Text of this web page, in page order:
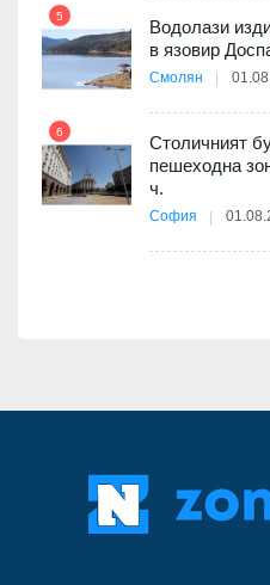
5
Водолази
в язовир
Смолян
6
Столичният
пешеходна
ч.
София